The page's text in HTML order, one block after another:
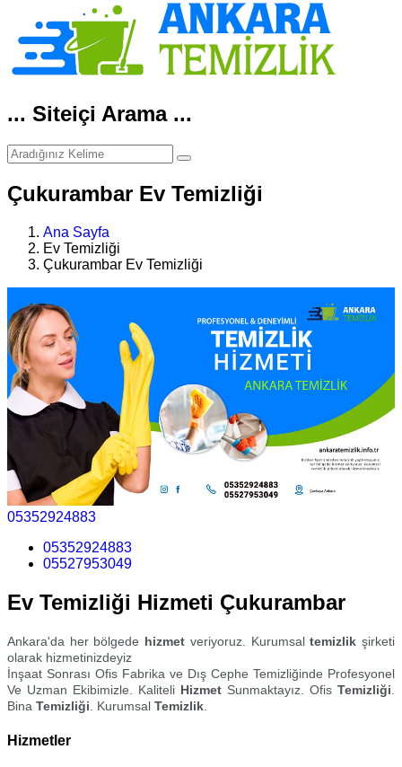
... Siteiçi Arama ...
Çukurambar Ev Temizliği
Ana Sayfa
Ev Temizliği
Çukurambar Ev Temizliği
05352924883
05352924883
05527953049
Ev Temizliği Hizmeti Çukurambar
Ankara'da her bölgede hizmet veriyoruz. Kurumsaltemizlik şirketi
olarak hizmetinizdeyiz
İnşaat Sonrası Ofis Fabrika ve Dış Cephe Temizliğinde Profesyonel
Ve Uzman Ekibimizle. Kaliteli Hizmet Sunmaktayız. Ofis Temizliği
Bina Temizliği . Kurumsal Temizlik
Hizmetler